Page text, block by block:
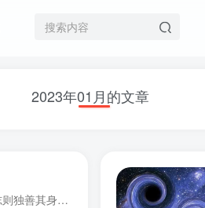
2023年01月的文章
腹有诗书气自华得志则行天下，不得志则独善其身。怎么理解这句话呢？若你遇上贵人，遇上机会，你的见识和能力又到了一定程度，你就有机会证明自己，发挥你的聪明才智，便努力去做到极致。这叫得...